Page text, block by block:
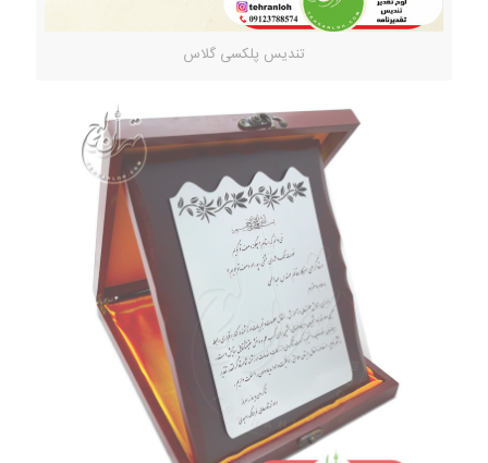
تندیس پلکسی گلاس